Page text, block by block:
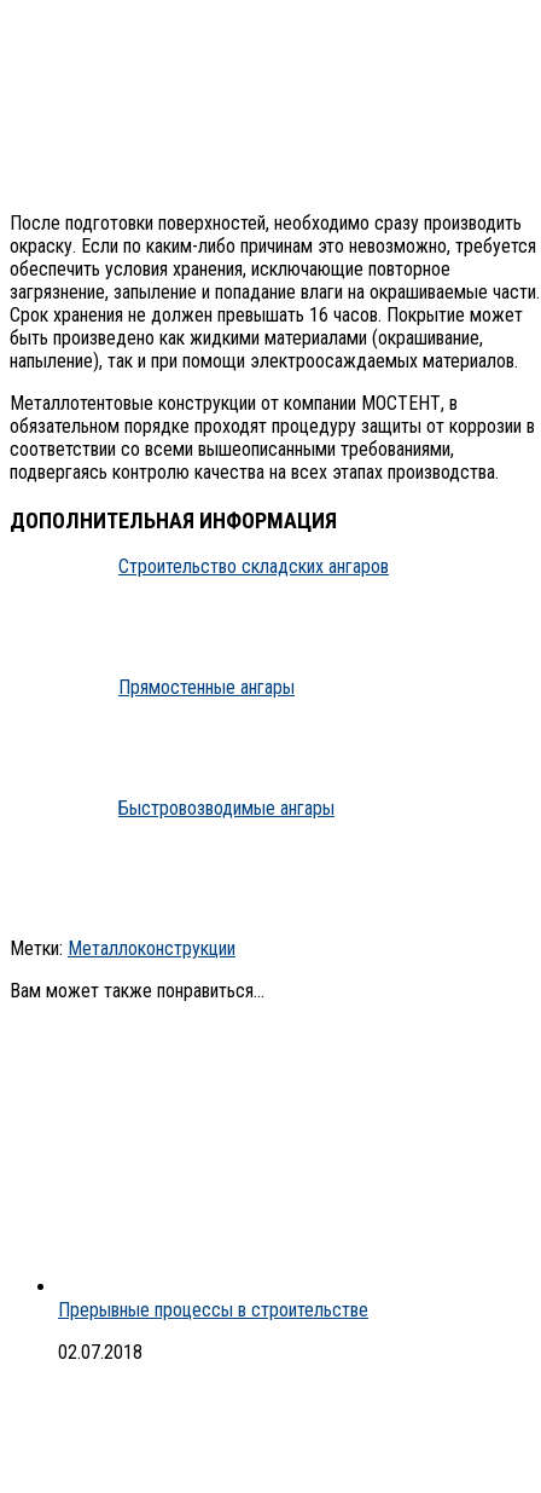
После подготовки поверхностей, необходимо сразу производить
окраску. Если по каким-либо причинам это невозможно, требуется
обеспечить условия хранения, исключающие повторное
загрязнение, запыление и попадание влаги на окрашиваемые части.
Срок хранения не должен превышать 16 часов. Покрытие может
быть произведено как жидкими материалами (окрашивание,
напыление), так и при помощи электроосаждаемых материалов.
Металлотентовые конструкции от компании МОСТЕНТ, в
обязательном порядке проходят процедуру защиты от коррозии в
соответствии со всеми вышеописанными требованиями,
подвергаясь контролю качества на всех этапах производства.
ДОПОЛНИТЕЛЬНАЯ ИНФОРМАЦИЯ
Строительство складских ангаров
Прямостенные ангары
Быстровозводимые ангары
Метки: Металлоконструкции
Вам может также понравиться...
Прерывные процессы в строительстве
02.07.2018